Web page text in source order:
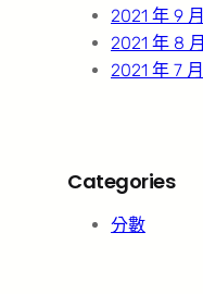
2021 年 9 月
2021 年 8 月
2021 年 7 月
Categories
分數